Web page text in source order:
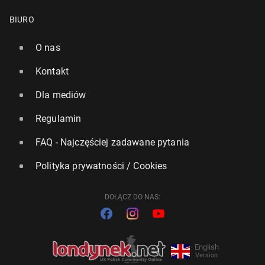
UK: Urząd ochrony danych oso­bo­wych wszczął do­
cho­dze­nie w sprawie Groka
BIURO
O nas
Kontakt
Dla mediów
Regulamin
FAQ - Najczęściej zadawane pytania
Polityka prywatności / Cookies
DOŁĄCZ DO NAS:
English
Version